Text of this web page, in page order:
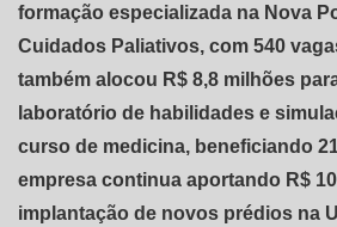
formação especializada na Nova
Cuidados Paliativos, com 540
também alocou R$ 8,8 milhões
laboratório de habilidades e
curso de medicina, beneficiando
empresa continua aportando R$
implantação de novos prédios na